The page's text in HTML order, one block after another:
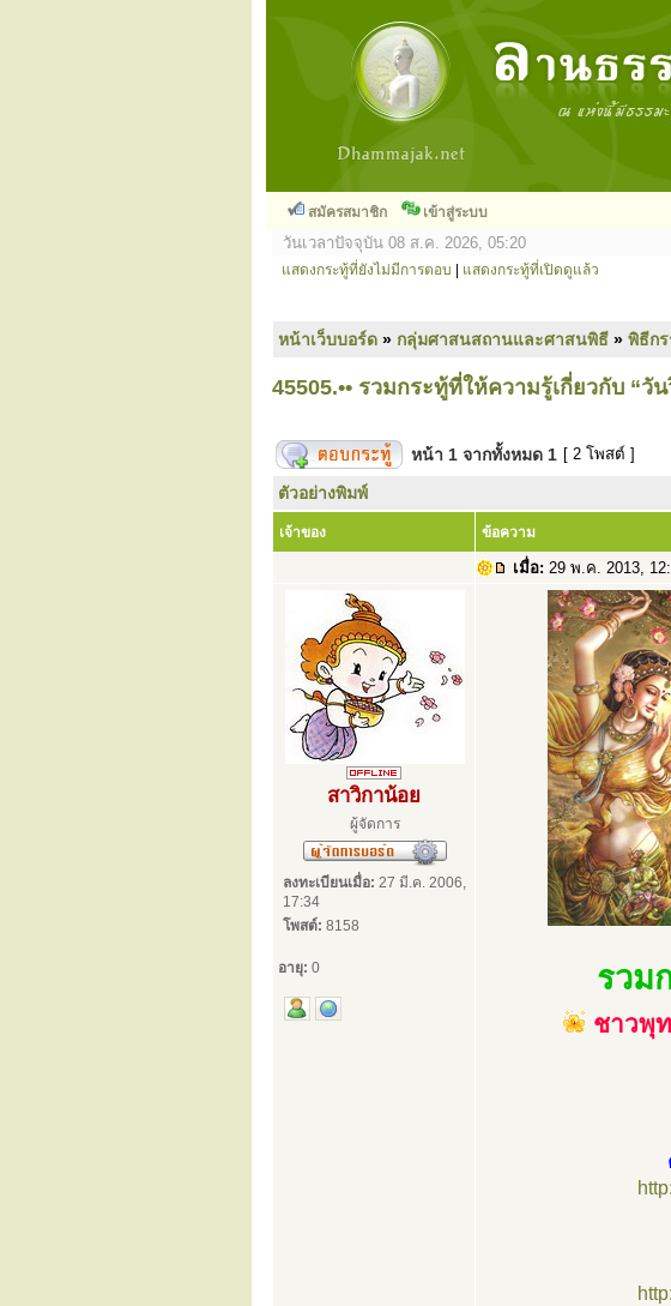
สมัครสมาชิก เข้าสู่ระบบ
วันเวลาปัจจุบัน 08 ส.ค. 2026, 05:20
แสดงกระทู้ที่ยังไม่มีการตอบ แสดงกระทู้ที่เปิดดูแล้ว
หน้าเว็บบอร์ด » กลุ่มศาสนสถานและศาสนพิธี » พิธีก
45505.•• รวมกระทู้ที่ให้ความรู้เกี่ยวกับ “วัน
หน้า 1 จากทั้งหมด 1 [ 2 โพสต์ ]
ตัวอย่างพิมพ์
เจ้าของ ข้อความ
เมื่อ: 29 พ.ค. 2013,
สาวิกาน้อย
ผู้จัดการ
ลงทะเบียนเมื่อ: 27 มี.ค. 2006,
17:34
โพสต์: 8158
อายุ: 0 รวม
ชาวพุ